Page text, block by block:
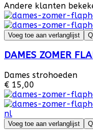
Andere klanten
Voeg toe aan verlanglijst
DAMES ZOMER
Dames strohoeden
€ 15,00
Voeg toe aan verlanglijst